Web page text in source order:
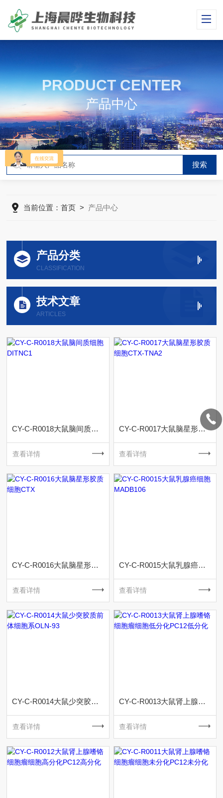
PRODUCT CENTER
产品中心
当前位置：首页 > 产品中心
产品分类
CLASSIFICATION
技术文章
ARTICLES
CY-C-R0018大鼠脑间质细胞DITNC1
查看详情
CY-C-R0017大鼠脑星形胶质细胞CTX-TNA2
查看详情
CY-C-R0016大鼠脑星形胶质细胞CTX
查看详情
CY-C-R0015大鼠乳腺癌细胞MADB106
查看详情
CY-C-R0014大鼠少突胶质前体细胞系OLN-93
查看详情
CY-C-R0013大鼠肾上腺嗜铬细胞瘤细胞低分化PC12低分化
查看详情